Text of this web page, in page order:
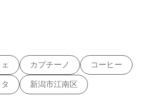
カプチーノ コーヒー
新潟市江南区